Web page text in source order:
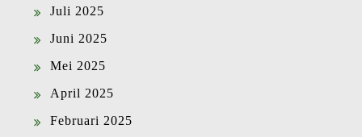
Juli 2025
Juni 2025
Mei 2025
April 2025
Februari 2025